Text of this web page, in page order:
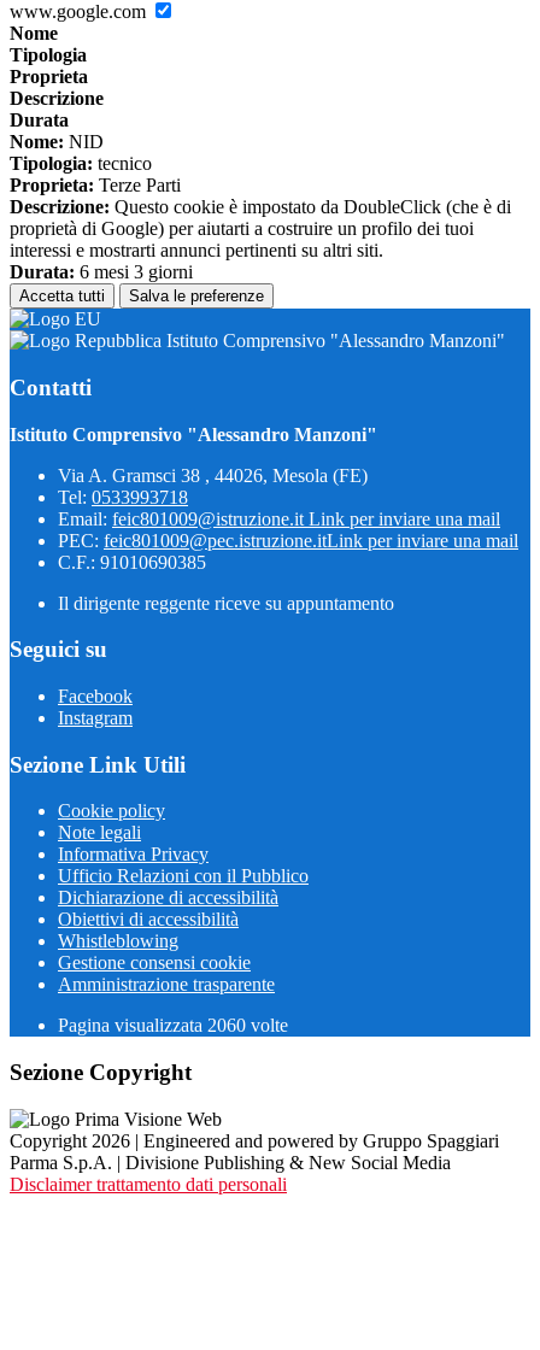
www.google.com
Nome
Tipologia
Proprieta
Descrizione
Durata
Nome: NID
Tipologia: tecnico
Proprieta: Terze Parti
Descrizione: Questo cookie è impostato da DoubleClick (che è di
proprietà di Google) per aiutarti a costruire un profilo dei tuoi
interessi e mostrarti annunci pertinenti su altri siti.
Durata: 6 mesi 3 giorni
Accetta tutti Salva le preferenze
Istituto Comprensivo "Alessandro Manzoni"
Contatti
Istituto Comprensivo "Alessandro Manzoni"
Via A. Gramsci 38 , 44026, Mesola (FE)
Tel: 0533993718
Email: feic801009@istruzione.it Link per inviare una mail
PEC: feic801009@pec.istruzione.itLink per inviare una mail
C.F.: 91010690385
Il dirigente reggente riceve su appuntamento
Seguici su
Facebook
Instagram
Sezione Link Utili
Cookie policy
Note legali
Informativa Privacy
Ufficio Relazioni con il Pubblico
Dichiarazione di accessibilità
Obiettivi di accessibilità
Whistleblowing
Gestione consensi cookie
Amministrazione trasparente
Pagina visualizzata 2060 volte
Sezione Copyright
Copyright 2026 | Engineered and powered by Gruppo Spaggiari
Parma S.p.A. | Divisione Publishing & New Social Media
Disclaimer trattamento dati personali